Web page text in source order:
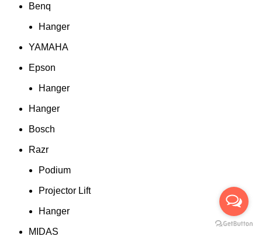
Benq
Hanger
YAMAHA
Epson
Hanger
Hanger
Bosch
Razr
Podium
Projector Lift
Hanger
MIDAS